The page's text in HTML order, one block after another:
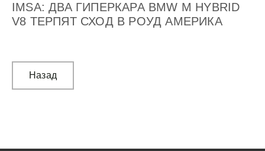
IMSA: ДВА ГИПЕРКАРА BMW M HYBRID
V8 ТЕРПЯТ СХОД В РОУД АМЕРИКА
Назад